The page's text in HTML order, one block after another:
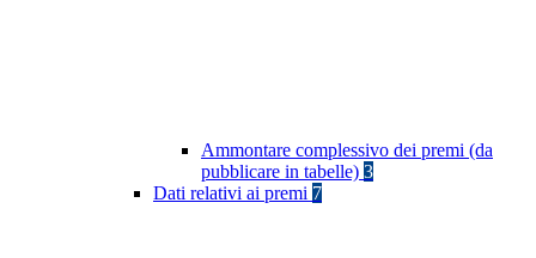
Ammontare complessivo dei premi (da
pubblicare in tabelle) 3
Dati relativi ai premi 7